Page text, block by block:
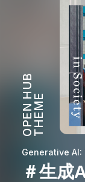
OPEN HUBTHEME
Generative
＃生成